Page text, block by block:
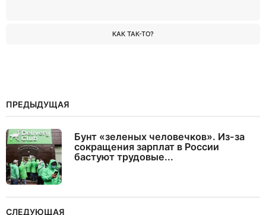
КАК ТАК-ТО?
ПРЕДЫДУЩАЯ
Бунт «зеленых человечков». Из-за
сокращения зарплат в России
бастуют трудовые...
СЛЕДУЮЩАЯ